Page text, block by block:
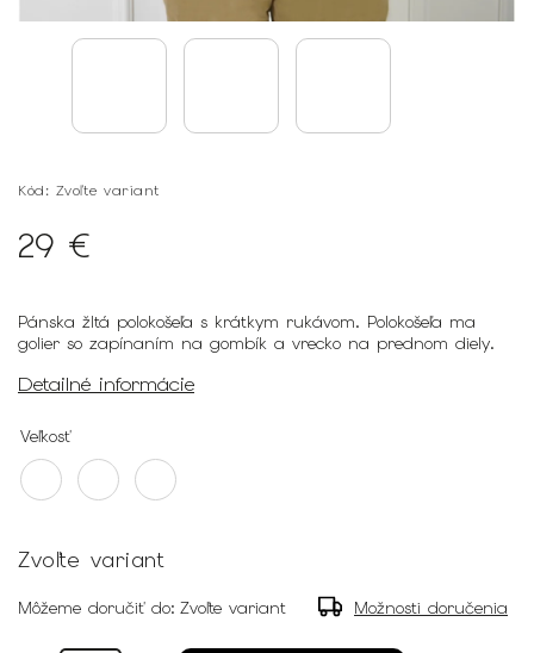
Kód: Zvoľte variant
29 €
Pánska žltá polokošeľa s krátkym rukávom. Polokošeľa ma
golier so zapínaním na gombík a vrecko na prednom diely.
Detailné informácie
Veľkosť
Zvoľte variant
Môžeme doručiť do: Zvoľte variant Možnosti doručenia